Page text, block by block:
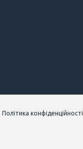
Політика конфіденційності